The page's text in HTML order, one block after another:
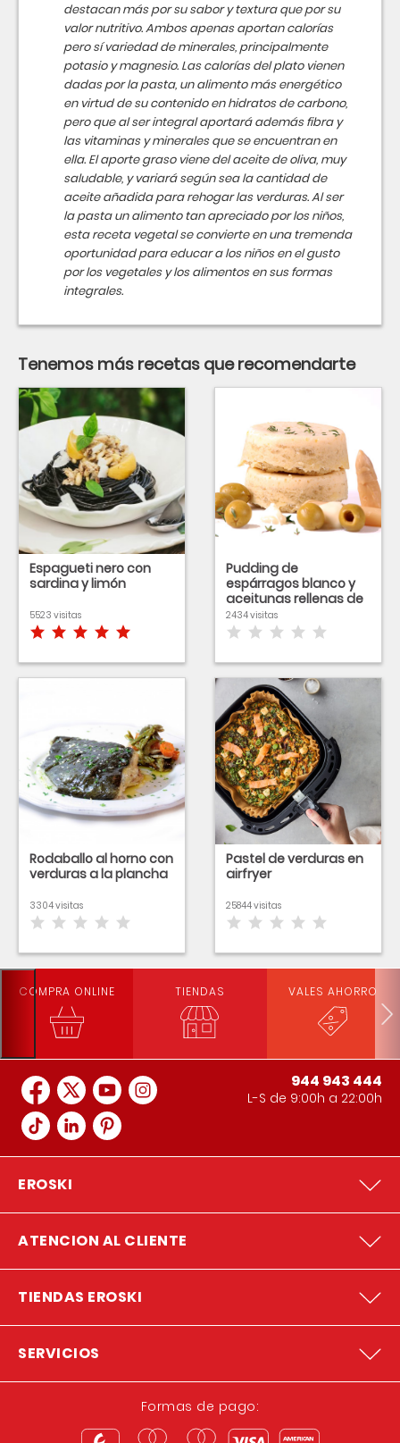
destacan más por su sabor y textura que por su
valor nutritivo. Ambos apenas aportan calorías
pero sí variedad de minerales, principalmente
potasio y magnesio. Las calorías del plato vienen
dadas por la pasta, un alimento más energético
en virtud de su contenido en hidratos de carbono,
pero que al ser integral aportará además fibra y
las vitaminas y minerales que se encuentran en
ella. El aporte graso viene del aceite de oliva, muy
saludable, y variará según sea la cantidad de
aceite añadida para rehogar las verduras. Al ser
la pasta un alimento tan apreciado por los niños,
esta receta vegetal se convierte en una tremenda
oportunidad para educar a los niños en el gusto
por los vegetales y los alimentos en sus formas
integrales.
Tenemos más recetas que recomendarte
Espagueti nero con
sardina y limón
5523 visitas
Pudding de
espárragos blanco y
aceitunas rellenas de
anchoa suaves
2434 visitas
Rodaballo al horno con
verduras a la plancha
3304 visitas
Pastel de verduras en
airfryer
25844 visitas
COMPRA ONLINE TIENDAS VALES AHORRO
944 943 444
L-S de 9:00h a 22:00h
EROSKI
ATENCION AL CLIENTE
TIENDAS EROSKI
SERVICIOS
Formas de pago: